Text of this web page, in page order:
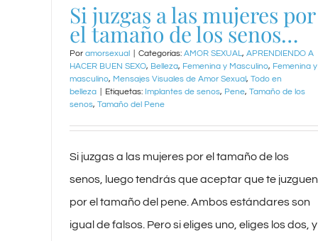
Si juzgas a las mujeres por
el tamaño de los senos…
Por amorsexual Categorías: AMOR SEXUAL, APRENDIENDO A
HACER BUEN SEXO, Belleza, Femenina y Masculino, Femenina y
masculino, Mensajes Visuales de Amor Sexual, Todo en
belleza
Etiquetas: Implantes de senos, Pene, Tamaño de los
senos, Tamaño del Pene
Si juzgas a las mujeres por el tamaño de los
senos, luego tendrás que aceptar que te juzguen
por el tamaño del pene. Ambos estándares son
igual de falsos. Pero si eliges uno, eliges los dos, y